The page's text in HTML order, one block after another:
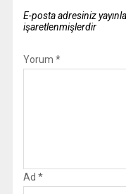
E-posta adresiniz
işaretlenmişlerdir
Yorum *
Ad *